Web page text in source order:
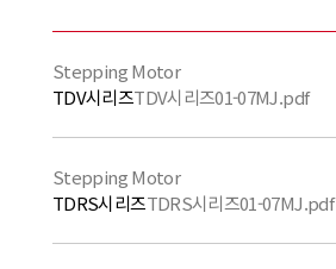
Stepping Motor
TDV시리즈TDV시리즈01-07MJ.pdf
Stepping Motor
TDRS시리즈TDRS시리즈01-07MJ.pdf